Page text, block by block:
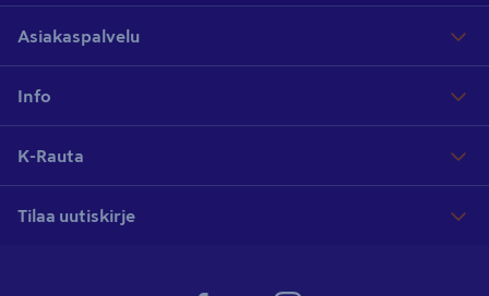
Asiakaspalvelu
Info
K-Rauta
Tilaa uutiskirje